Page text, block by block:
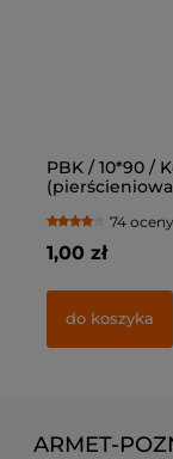
PBK / 10*90 /
74 oceny
1,00 zł
do koszyka
ARMET-